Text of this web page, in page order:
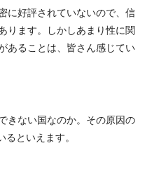
に好評されていないので、信
ります。しかしあまり性に関
あることは、皆さん感じてい
きない国なのか。その原因の
るといえます。